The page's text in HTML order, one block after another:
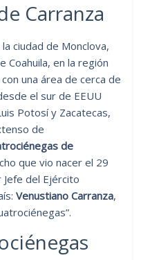
Carranza
ciudad de Monclova,
Coahuila, en la región
una área de cerca de
el sur de EEUU
Potosí y Zacatecas,
de
de
que vio nacer el 29
del Ejército
Venustiano Carranza,